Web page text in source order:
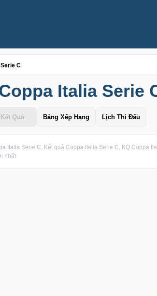
C
Italia Serie
Kết Quả Bảng Xếp Hạng Lịch Thi Đấu
Italia Serie C, Kết quả Coppa Italia Serie C, KQ Coppa
nhất